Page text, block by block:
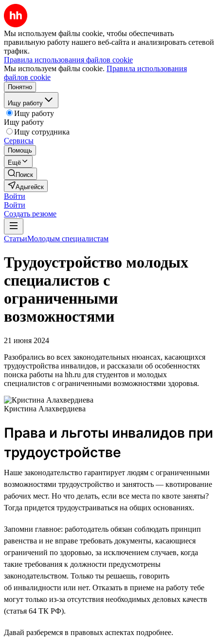
Мы используем файлы cookie, чтобы обеспечивать
правильную работу нашего веб-сайта и анализировать сетевой
трафик.
Правила использования файлов cookie
Мы используем файлы cookie. Правила использования
файлов cookie
Понятно
Ищу работу
Ищу работу
Ищу работу
Ищу сотрудника
Сервисы
Помощь
Ещё
Поиск
Адыгейск
Войти
Войти
Создать резюме
СтатьиМолодым специалистам
Трудоустройство молодых
специалистов с
ограниченными
возможностями
21 июня 2024
Разобрались во всех законодательных нюансах, касающихся
трудоустройства инвалидов, и рассказали об особенностях
поиска работы на hh.ru для студентов и молодых
специалистов с ограниченными возможностями здоровья.
Кристина Алахвердиева
Права и льготы инвалидов при
трудоустройстве
Наше законодательство гарантирует людям с ограниченными
возможностями трудоустройство и занятость — квотирование
рабочих мест. Но что делать, если все места по квоте заняты?
Тогда придется трудоустраиваться на общих основаниях.
Запомни главное: работодатель обязан соблюдать принцип
равенства и не вправе требовать документы, касающиеся
ограничений по здоровью, за исключением случаев, когда
такие требования к должности предусмотрены
законодательством. Только ты решаешь, говорить
об инвалидности или нет. Отказать в приеме на работу тебе
могут только из-за отсутствия необходимых деловых качеств
(статья 64 ТК РФ).
Давай разберемся в правовых аспектах подробнее.